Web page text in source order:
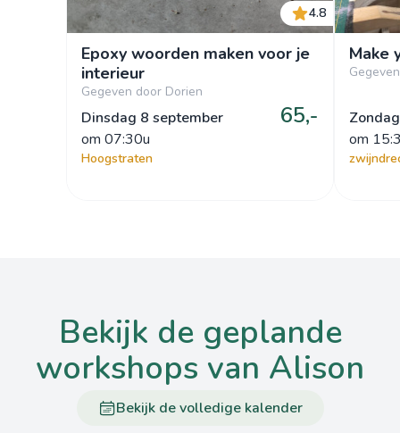
4.8
Epoxy woorden maken voor je
interieur
Gegeven door Dorien
Dinsdag 8 september
om 07:30u
65,-
Hoogstraten
Make
om
bekijk de geplande
workshops van Alison
Bekijk de volledige kalender